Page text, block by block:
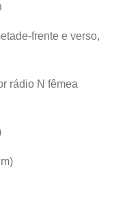
frente e verso,
rádio N fêmea